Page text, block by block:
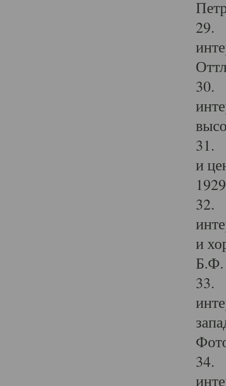
29.
30.
31.
и
32.
и
Б.Ф.
33.
34.